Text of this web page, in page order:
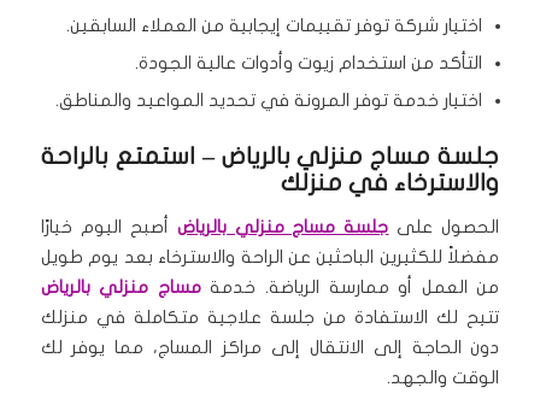
اختيار شركة توفر تقييمات إيجابية من العملاء السابقين.
التأكد من استخدام زيوت وأدوات عالية الجودة.
اختيار خدمة توفر المرونة في تحديد المواعيد والمناطق.
جلسة مساج منزلي بالرياض – استمتع بالراحة
والاسترخاء في منزلك
الحصول على جلسة مساج منزلي بالرياض أصبح اليوم خيارًا
مفضلاً للكثيرين الباحثين عن الراحة والاسترخاء بعد يوم طويل
من العمل أو ممارسة الرياضة. خدمةمساج منزلي بالرياض
تتيح لك الاستفادة من جلسة علاجية متكاملة في منزلك
دون الحاجة إلى الانتقال إلى مراكز المساج، مما يوفر لك
الوقت والجهد.